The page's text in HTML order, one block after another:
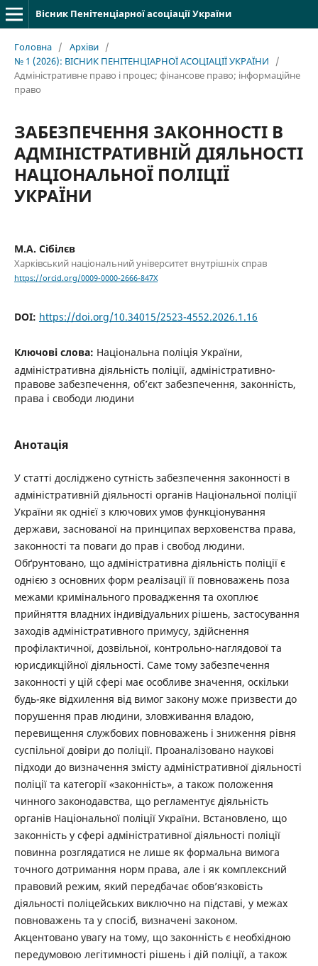
Вісник Пенітенціарної асоціації України
Головна / Архіви /
№ 1 (2026): ВІСНИК ПЕНІТЕНЦІАРНОЇ АСОЦІАЦІЇ УКРАЇНИ
/
Адміністративне право і процес; фінансове право; інформаційне
право
ЗАБЕЗПЕЧЕННЯ ЗАКОННОСТІ В
АДМІНІСТРАТИВНІЙ ДІЯЛЬНОСТІ
НАЦІОНАЛЬНОЇ ПОЛІЦІЇ
УКРАЇНИ
М.А. Сібілєв
Харківський національний університет внутрішніх справ
https://orcid.org/0009-0000-2666-847X
DOI: https://doi.org/10.34015/2523-4552.2026.1.16
Ключові слова: Національна поліція України,
адміністративна діяльність поліції, адміністративно-
правове забезпечення, об’єкт забезпечення, законність,
права і свободи людини
Анотація
У статті досліджено сутність забезпечення законності в
адміністративній діяльності органів Національної поліції
України як однієї з ключових умов функціонування
держави, заснованої на принципах верховенства права,
законності та поваги до прав і свобод людини.
Обґрунтовано, що адміністративна діяльність поліції є
однією з основних форм реалізації її повноважень поза
межами кримінального провадження та охоплює
прийняття владних індивідуальних рішень, застосування
заходів адміністративного примусу, здійснення
профілактичної, дозвільної, контрольно-наглядової та
юрисдикційної діяльності. Саме тому забезпечення
законності у цій сфері має особливе значення, оскільки
будь-яке відхилення від вимог закону може призвести до
порушення прав людини, зловживання владою,
перевищення службових повноважень і зниження рівня
суспільної довіри до поліції. Проаналізовано наукові
підходи до визначення змісту адміністративної діяльності
поліції та категорії «законність», а також положення
чинного законодавства, що регламентує діяльність
органів Національної поліції України. Встановлено, що
законність у сфері адміністративної діяльності поліції
повинна розглядатися не лише як формальна вимога
точного дотримання норм права, але і як комплексний
правовий режим, який передбачає обов’язковість
діяльності поліцейських виключно на підставі, у межах
повноважень та у спосіб, визначені законом.
Акцентовано увагу на тому, що законність є необхідною
передумовою легітимності рішень і дій поліції, а також